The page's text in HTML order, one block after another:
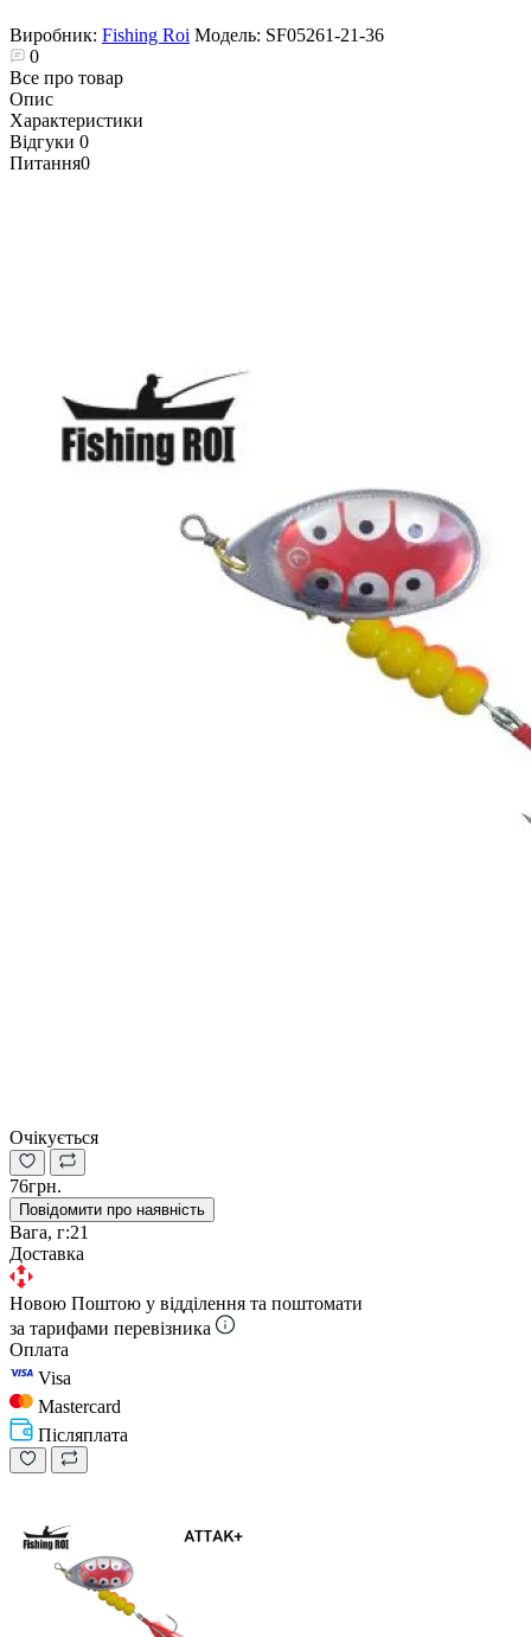
Виробник: Fishing Roi Модель: SF05261-21-36
0
Все про товар
Опис
Характеристики
Відгуки 0
Питання0
Очікується
76грн.
Повідомити про наявність
Вага, г:21
Доставка
Новою Поштою у відділення та поштомати
за тарифами перевізника
Оплата
Visa
Mastercard
Післяплата